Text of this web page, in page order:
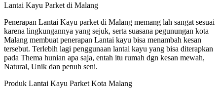
Lantai Kayu Parket di Malang
Penerapan Lantai Kayu parket di Malang memang lah sangat sesuai
karena lingkungannya yang sejuk, serta suasana pegunungan kota
Malang membuat penerapan Lantai kayu bisa menambah kesan
tersebut. Terlebih lagi penggunaan lantai kayu yang bisa diterapkan
pada Thema hunian apa saja, entah itu rumah dgn kesan mewah,
Natural, Unik dan penuh seni.
Produk Lantai Kayu Parket Kota Malang